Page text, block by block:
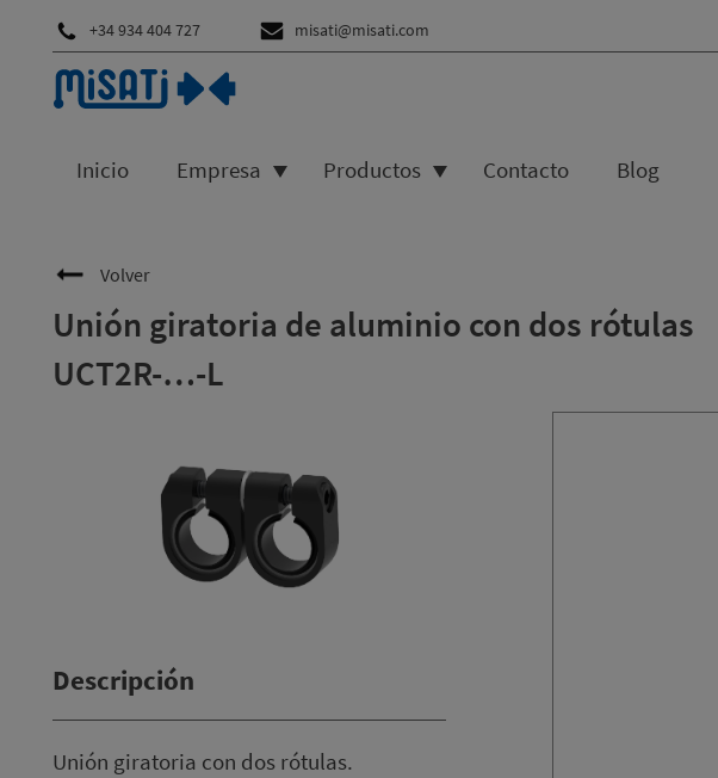
+34 934 404 727 misati@misati.com
Inicio Empresa Productos Contacto Blog
Volver
Unión giratoria de aluminio con dos rótulas
UCT2R-…-L
Descripción
Unión giratoria con dos rótulas.